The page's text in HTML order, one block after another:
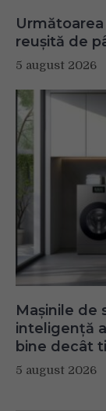
reușită de
5 august 2026
Mașinile de
inteligență
bine decât
5 august 2026